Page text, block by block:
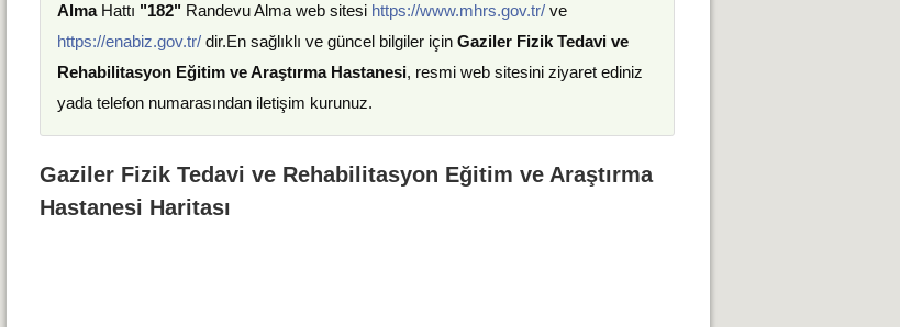
AlmaHattı "182" Randevu Alma web sitesi https://www.mhrs.gov.tr/ve
https://enabiz.gov.tr/dir.En sağlıklı ve güncel bilgiler için Gaziler Fizik Tedavi ve
Rehabilitasyon Eğitim ve Araştırma Hastanesi, resmi web sitesini ziyaret ediniz
yada telefon numarasından iletişim kurunuz.
Gaziler Fizik Tedavi ve Rehabilitasyon Eğitim ve Araştırma
Hastanesi Haritası